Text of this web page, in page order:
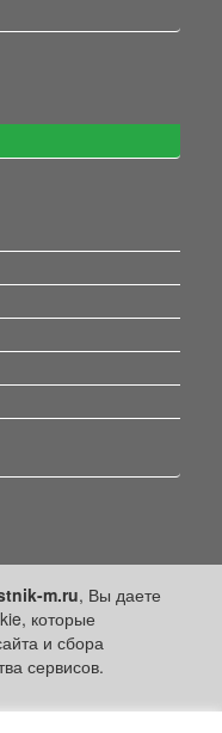
m.ru, Вы даете
которые
и сбора
сервисов.
правах рекламы»,
за достоверность
материалах и